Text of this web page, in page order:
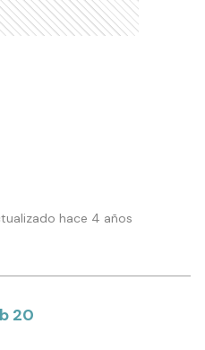
hace 4 años
20